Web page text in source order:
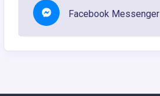
Facebook Messenger